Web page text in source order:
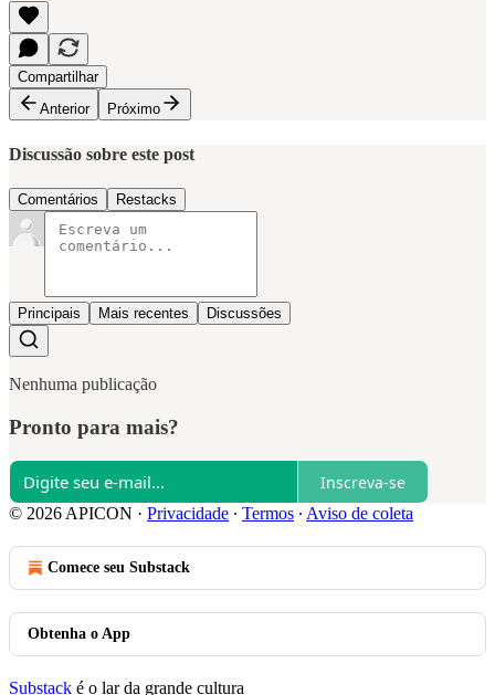
Compartilhar
Anterior
Próximo
Discussão sobre este post
Comentários Restacks
Principais Mais recentes Discussões
Nenhuma publicação
Pronto para mais?
Inscreva-se
© 2026 APICON · Privacidade ∙ Termos ∙ Aviso de coleta
Comece seu Substack
Obtenha o App
Substack é o lar da grande cultura